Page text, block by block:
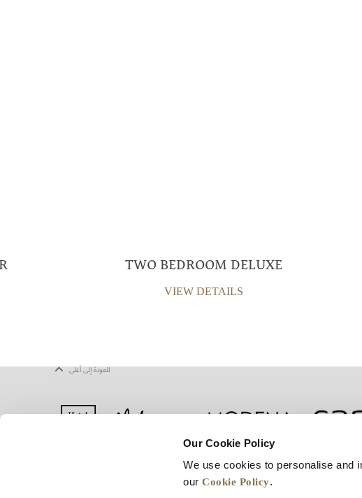
Our Cookie Policy
We use cookies to personalise and
ourCookie Policy.
TWO BEDROOM DELUXE
VIEW DETAILS
للعودة إلى أعلى
ملفات تعريف الارتباط شروط الاستخدام